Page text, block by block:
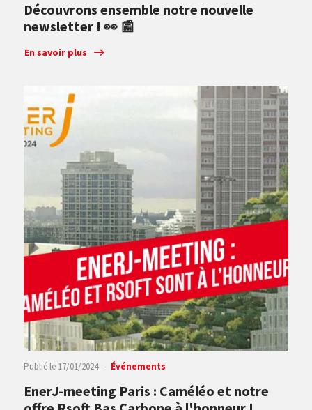
Découvrons ensemble notre nouvelle
newsletter ! 👀 📰
En savoir plus
Publié le 17/01/2024 Événements
EnerJ-meeting Paris : Caméléo et notre